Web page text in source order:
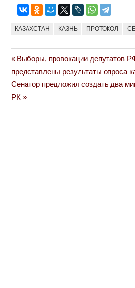
КАЗАХСТАН КАЗНЬ ПРОТОКОЛ
Навигация
по
записям
Previous
Post:
Выборы, провокации депутатов
представлены результаты опроса
Next
Post:
Сенатор предложил создать два
РК